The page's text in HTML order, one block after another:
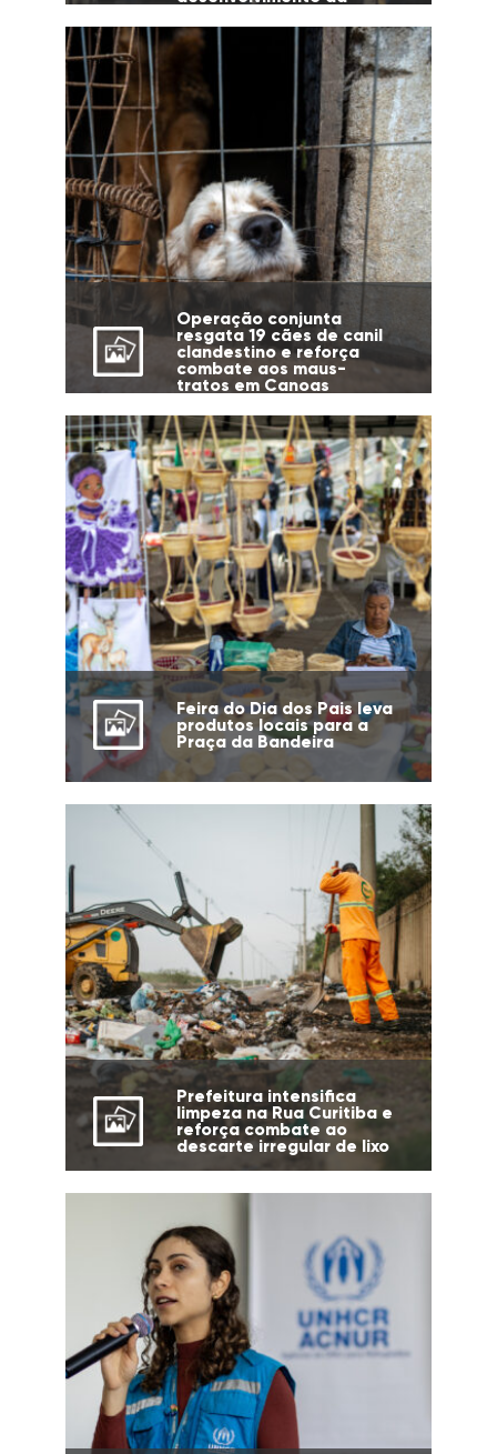
Operação conjunta
resgata 19 cães de canil
clandestino e reforça
combate aos maus-
tratos em Canoas
Feira do Dia dos Pais leva
produtos locais para a
Praça da Bandeira
Prefeitura intensifica
limpeza na Rua Curitiba e
reforça combate ao
descarte irregular de lixo